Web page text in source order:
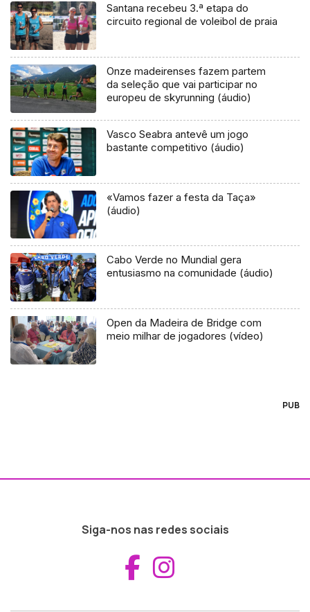
Santana recebeu 3.ª etapa do
circuito regional de voleibol de praia
Onze madeirenses fazem partem
da seleção que vai participar no
europeu de skyrunning (áudio)
Vasco Seabra antevê um jogo
bastante competitivo (áudio)
«Vamos fazer a festa da Taça»
(áudio)
Cabo Verde no Mundial gera
entusiasmo na comunidade (áudio)
Open da Madeira de Bridge com
meio milhar de jogadores (vídeo)
PUB
Siga-nos nas redes sociais
Aceder ao